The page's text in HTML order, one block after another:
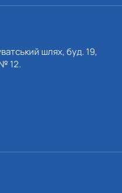
шлях, буд. 19,
12.